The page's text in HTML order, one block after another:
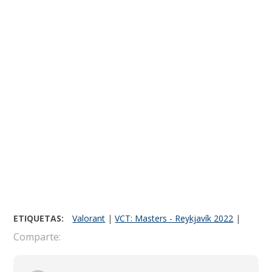
ETIQUETAS: Valorant |VCT: Masters - Reykjavík 2022 |
Comparte: